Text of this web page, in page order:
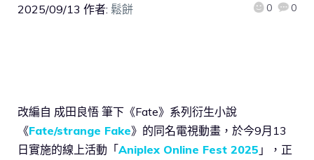
2025/09/13 作者: 鬆餅 0 0
改編自 成田良悟 筆下《Fate》系列衍生小說
《Fate/strange Fake》的同名電視動畫，於今9月13
日實施的線上活動「Aniplex Online Fest 2025 」，正